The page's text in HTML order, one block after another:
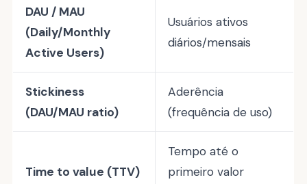
DAU / MAU
(Daily/Monthly
Active Users)
Usuários ativos
diários/mensais
Stickiness
(DAU/MAU ratio)
Aderência
(frequência de uso)
Time to value (TTV)
Tempo até o
primeiro valor